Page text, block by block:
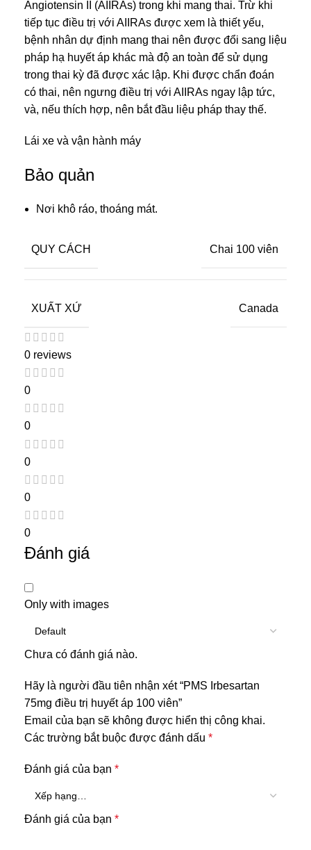
Angiotensin II (AIIRAs) trong khi mang thai. Trừ khi
tiếp tục điều trị với AIIRAs được xem là thiết yếu,
bệnh nhân dự định mang thai nên được đổi sang liệu
pháp hạ huyết áp khác mà độ an toàn để sử dụng
trong thai kỳ đã được xác lập. Khi được chẩn đoán
có thai, nên ngưng điều trị với AIIRAs ngay lập tức,
và, nếu thích hợp, nên bắt đầu liệu pháp thay thế.
Lái xe và vận hành máy
Bảo quản
Nơi khô ráo, thoáng mát.
QUY CÁCH Chai 100 viên
XUẤT XỨ Canada
0 reviews
0
0
0
0
0
Đánh giá
Only with images
Chưa có đánh giá nào.
Hãy là người đầu tiên nhận xét “PMS Irbesartan
75mg điều trị huyết áp 100 viên”
Email của bạn sẽ không được hiển thị công khai.
Các trường bắt buộc được đánh dấu *
Đánh giá của bạn *
Đánh giá của bạn *